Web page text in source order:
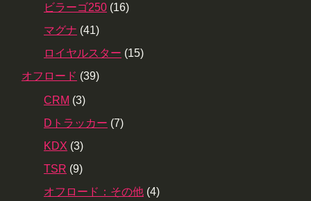
ビラーゴ250 (16)
マグナ (41)
ロイヤルスター (15)
オフロード (39)
CRM (3)
Dトラッカー (7)
KDX (3)
TSR (9)
オフロード：その他 (4)